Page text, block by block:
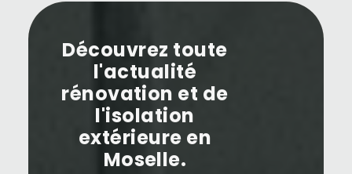
Découvrez toute
l'actualité
rénovation et de
l'isolation
extérieure en
Moselle.